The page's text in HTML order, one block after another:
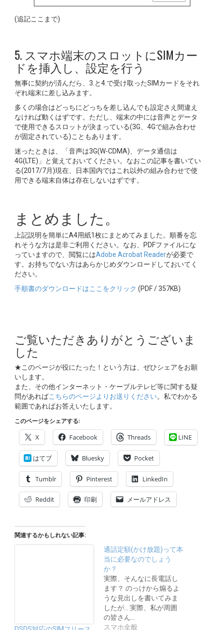
(追記ここまで)
5. スマホ端末のスロットにSIMカー
ドを挿入し、設定を行う
無事に契約が済んだら、3.と4.で受け取ったSIMカードをそれ
ぞれ端末に差し込みます。
多くの場合はどっちにどっちを差し込んでも設定さえ間違え
なければ動くはずです。ただし、端末の中には音声とデータ
で使用できるスロットが決まっている(3G、4Gで組み合わせ
が固定されている)こともあります。
迷ったときは、「音声は3G(W-CDMA)、データ通信は
4G(LTE)」と覚えておいてください。なおこの記事を書いてい
る(2017/7月)現在、日本国内ではこれ以外の組み合わせで使
用できる端末自体は存在しないはずです。
まとめました。
上記説明を簡単にA4用紙1枚にまとめてみました。順番を忘
れそうな方は是非ご利用ください。なお、PDFファイルにな
っていますので、閲覧にはAdobe Acrobat Readerが必要で
す。お持ちでない方はあらかじめダウンロードしておいてく
ださい。
手順書のダウンロードはここをクリック (PDF / 357KB)
ご覧いただきありがとうございま
した
★このページが役にたった！という方は、ぜひシェアをお願
いします。
また、その他インターネット・ケーブルテレビ等に関する疑
問があればこちらのページよりお送りください。私でわかる
範囲であればお答えいたします。
このページをシェアする:
X Facebook Threads LINE
はてブ Bluesky Pocket
Tumblr Pinterest LinkedIn
Reddit 印刷 メールアドレス
関連するかもしれない記事:
通話定額(かけ放題)って本
当に必要なのでしょう
か？
実際、そんなに長電話し
ます？ のっけから煽るよ
うな見出しを書いてみま
したが… 実際、私が周囲
の皆さん…
スマホ全般